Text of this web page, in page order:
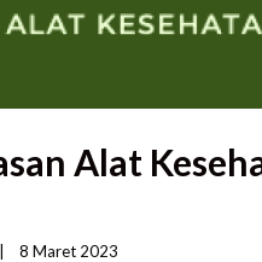
Alat
8 Maret 2023